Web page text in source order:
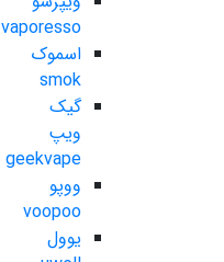
vaporesso
اسموک
smok
گیک
ویپ
geekvape
ووپو
voopoo
یوول